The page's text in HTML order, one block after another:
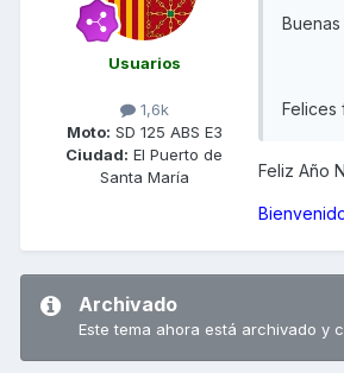
Usuarios
1,6k
Moto: SD 125 ABS E3
Ciudad: El Puerto de
Santa María
Felices
Feliz Año
Archivado
Este tema ahora está archivado y